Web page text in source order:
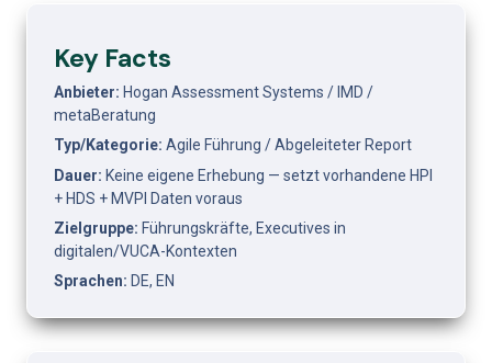
Key Facts
Anbieter: Hogan Assessment Systems / IMD /
metaBeratung
Typ/Kategorie: Agile Führung / Abgeleiteter Report
Dauer: Keine eigene Erhebung — setzt vorhandene HPI
+ HDS + MVPI Daten voraus
Zielgruppe: Führungskräfte, Executives in
digitalen/VUCA-Kontexten
Sprachen: DE, EN